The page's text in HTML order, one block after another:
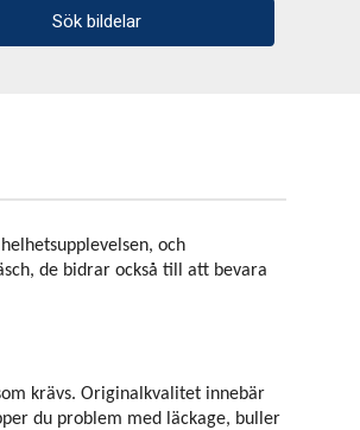
Sök bildelar
och
de bidrar också till att bevara
krävs. Originalkvalitet innebär
du problem med läckage, buller